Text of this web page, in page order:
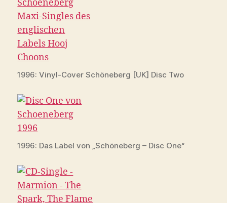
1996: Vinyl-Cover Schöneberg [UK] Disc Two
1996: Das Label von „Schöneberg – Disc One“